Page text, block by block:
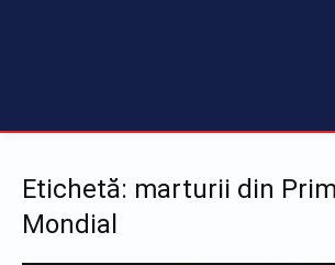
Etichetă: marturii din
Mondial